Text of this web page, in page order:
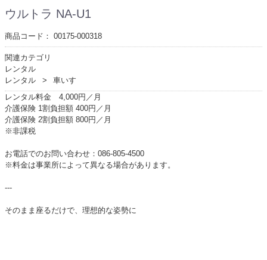
ウルトラ NA-U1
商品コード： 00175-000318
関連カテゴリ
レンタル
レンタル
車いす
レンタル料金 4,000円／月
介護保険 1割負担額 400円／月
介護保険 2割負担額 800円／月
※非課税
お電話でのお問い合わせ：086-805-4500
※料金は事業所によって異なる場合があります。
---
そのまま座るだけで、理想的な姿勢に